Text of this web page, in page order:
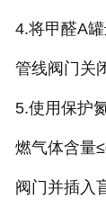
4.将甲醛A
管线阀门关
5.使用保护
燃气体含量
阀门并插入